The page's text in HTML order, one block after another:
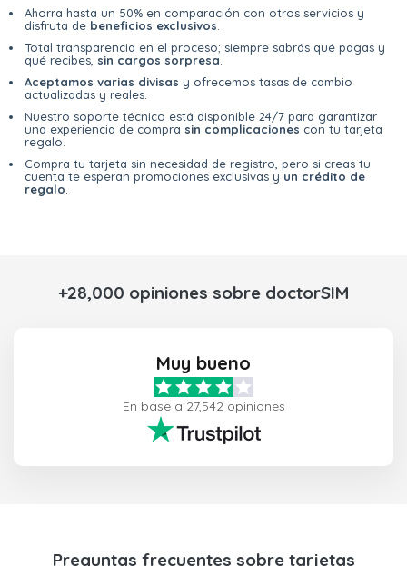
Ahorra hasta un 50% en comparación con otros servicios y
disfruta de beneficios exclusivos
Total transparencia en el proceso; siempre sabrás qué pagas y
qué recibes, sin cargos sorpresa
Aceptamos varias divisas y ofrecemos tasas de cambio
actualizadas y reales.
Nuestro soporte técnico está disponible 24/7 para garantizar
una experiencia de compra sin complicaciones con tu tarjeta
regalo.
Compra tu tarjeta sin necesidad de registro, pero si creas tu
cuenta te esperan promociones exclusivas y un crédito de
regalo
+28,000 opiniones sobre doctorSIM
Muy bueno
En base a 27,542 opiniones
Preguntas frecuentes sobre tarjetas